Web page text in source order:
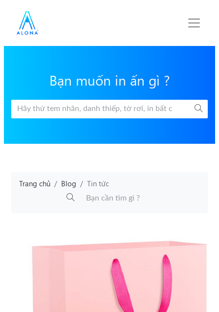
Bạn muốn in ấn gì ?
Trang chủ Blog Tin tức